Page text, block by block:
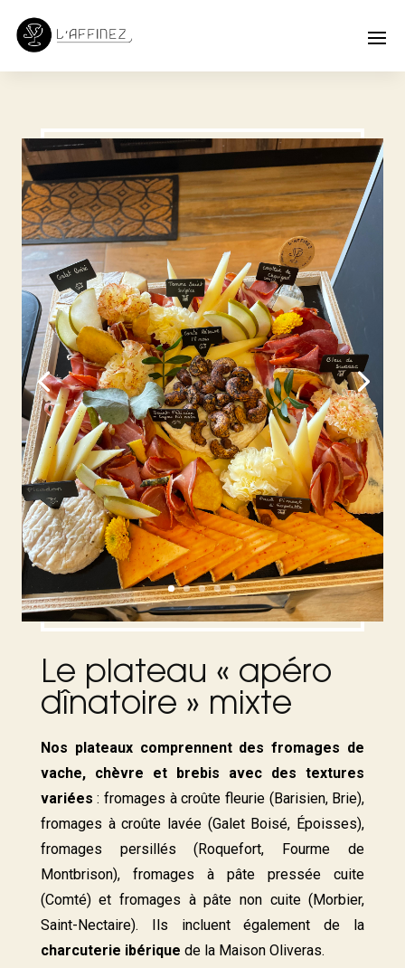
Le plateau « apéro
dînatoire » mixte
Nos plateaux comprennent des fromages de
vache, chèvre et brebis avec des textures
variées : fromages à croûte fleurie (Barisien, Brie),
fromages à croûte lavée (Galet Boisé, Époisses),
fromages persillés (Roquefort, Fourme de
Montbrison), fromages à pâte pressée cuite
(Comté) et fromages à pâte non cuite (Morbier,
Saint-Nectaire). Ils incluent également de la
charcuterie ibérique de la Maison Oliveras.